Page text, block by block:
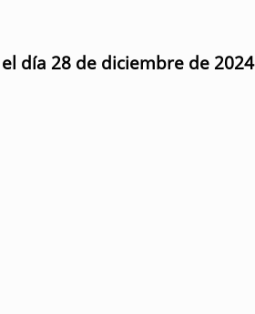
día 28 de diciembre de 2024